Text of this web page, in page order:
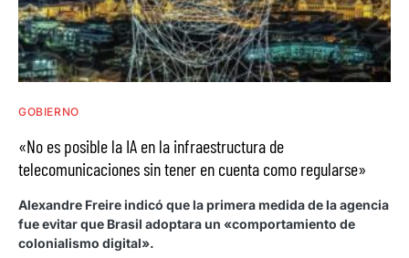
GOBIERNO
«No es posible la IA en la infraestructura de
telecomunicaciones sin tener en cuenta como regularse»
Alexandre Freire indicó que la primera medida de la agencia
fue evitar que Brasil adoptara un «comportamiento de
colonialismo digital».